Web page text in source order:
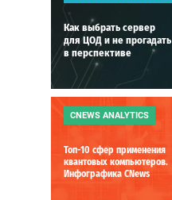
Как выбрать сервер
для ЦОД и не прогадать
в перспективе
CNEWS ANALYTICS
Топ-10 сфер применения
квантовых компьютеров.
Инфографика CNews